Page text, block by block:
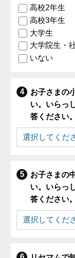
高校2年生
高校3年生
大学生
大学院生・
いない
お子さまの
い。いらっ
答ください。
お子さまの
い。いらっ
答ください。